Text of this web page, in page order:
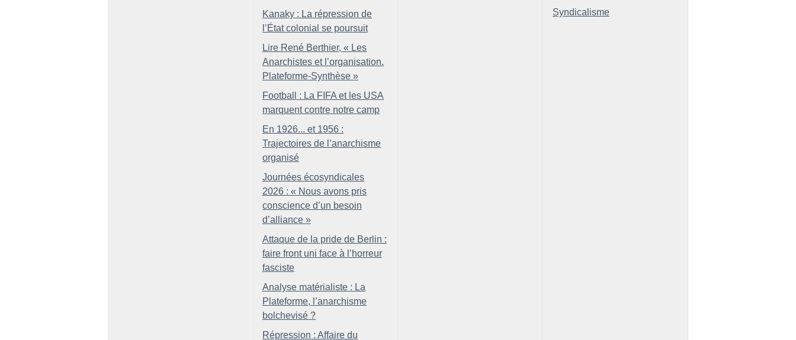
Kanaky : La répression de
l’État colonial se poursuit
Lire René Berthier, « Les
Anarchistes et l’organisation.
Plateforme-Synthèse »
Football : La FIFA et les USA
marquent contre notre camp
En 1926... et 1956 :
Trajectoires de l’anarchisme
organisé
Journées écosyndicales
2026 : « Nous avons pris
conscience d’un besoin
d’alliance »
Attaque de la pride de Berlin :
faire front uni face à l’horreur
fasciste
Analyse matérialiste : La
Plateforme, l’anarchisme
bolchevisé ?
Répression : Affaire du
Syndicalisme